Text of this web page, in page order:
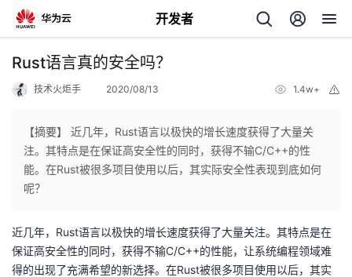
开发者
返
个
人
主
我
的
我
Rust语言真的安全吗？
技术火炬手 2020/08/13 1.4w+
【摘要】 近几年，Rust语言以极快的增长速度获得了大量关
注。其特点是在保证高安全性的同时，获得不输C/C++的性
能。在Rust被很多项目使用以后，其实际安全性表现到底如何
呢？
近几年，Rust语言以极快的增长速度获得了大量关注。其特点是在
保证高安全性的同时，获得不输C/C++的性能，让系统编程领域难
得的出现了充满希望的新选择。在Rust被很多项目使用以后，其实